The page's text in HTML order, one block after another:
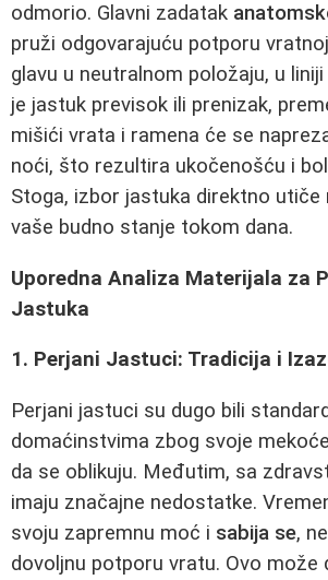
odmorio. Glavni zadatak
pruži odgovarajuću potporu
glavu u neutralnom položaju, u
je jastuk previsok ili prenizak,
mišići vrata i ramena će se
noći, što rezultira ukočenošću i
Stoga, izbor jastuka direktno utiče
vaše budno stanje tokom dana.
Uporedna Analiza Materijala za
Jastuka
1. Perjani Jastuci: Tradicija i
Perjani jastuci su dugo bili
domaćinstvima zbog svoje
da se oblikuju. Međutim, sa
imaju značajne nedostatke.
svoju zapremnu moć i sabija se,
dovoljnu potporu vratu. Ovo može